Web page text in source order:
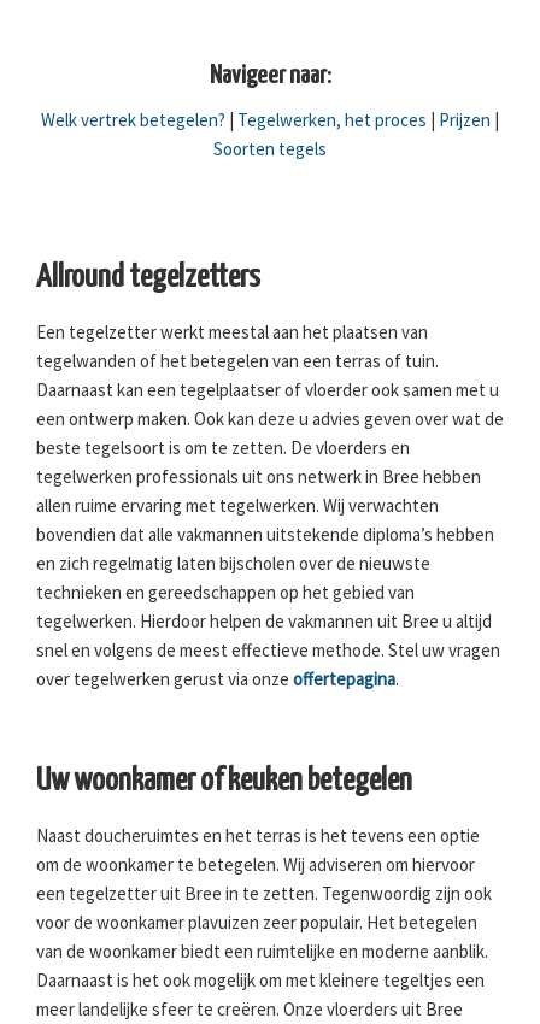
Navigeer naar:
Welk vertrek betegelen? Tegelwerken, het proces Prijzen
Soorten tegels
Allround tegelzetters
Een tegelzetter werkt meestal aan het plaatsen van
tegelwanden of het betegelen van een terras of tuin.
Daarnaast kan een tegelplaatser of vloerder ook samen met u
een ontwerp maken. Ook kan deze u advies geven over wat de
beste tegelsoort is om te zetten. De vloerders en
tegelwerken professionals uit ons netwerk in Bree hebben
allen ruime ervaring met tegelwerken. Wij verwachten
bovendien dat alle vakmannen uitstekende diploma’s hebben
en zich regelmatig laten bijscholen over de nieuwste
technieken en gereedschappen op het gebied van
tegelwerken. Hierdoor helpen de vakmannen uit Bree u altijd
snel en volgens de meest effectieve methode. Stel uw vragen
over tegelwerken gerust via onze offertepagina.
Uw woonkamer of keuken betegelen
Naast doucheruimtes en het terras is het tevens een optie
om de woonkamer te betegelen. Wij adviseren om hiervoor
een tegelzetter uit Bree in te zetten. Tegenwoordig zijn ook
voor de woonkamer plavuizen zeer populair. Het betegelen
van de woonkamer biedt een ruimtelijke en moderne aanblik.
Daarnaast is het ook mogelijk om met kleinere tegeltjes een
meer landelijke sfeer te creëren. Onze vloerders uit Bree